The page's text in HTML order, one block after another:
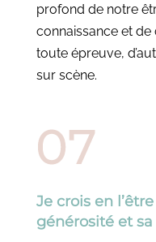
profond de notre
connaissance et
toute épreuve,
sur scène.
Je crois en
générosité et